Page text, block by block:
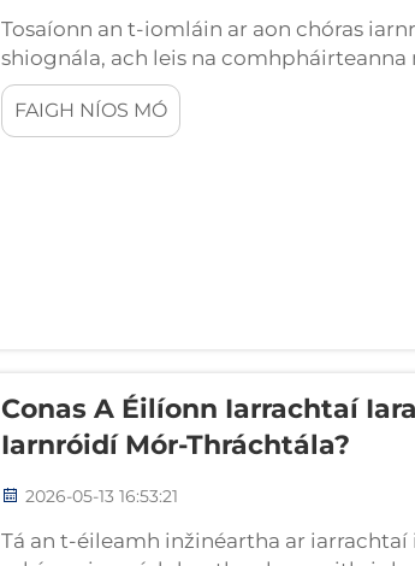
Tosaíonn an t-iomláin ar aon chóras
shiognála, ach leis na
Iarmhairtí iarnróid — na clipthe, na
trealamh gaolmhar eile a ...
FAIGH NÍOS MÓ
Conas A Éilíonn Iarrachtaí
Iarnróidí Mór-Thráchtála?
2026-05-13 16:53:21
Tá an t-éileamh inžinéartha ar